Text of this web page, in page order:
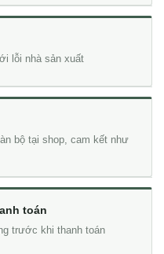
lỗi nhà sản xuất
bộ tại shop, cam kết như
toán
trước khi thanh toán